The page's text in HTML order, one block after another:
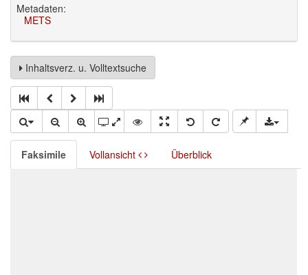
Metadaten:
METS
Inhaltsverz. u. Volltextsuche
Faksimile Vollansicht Überblick